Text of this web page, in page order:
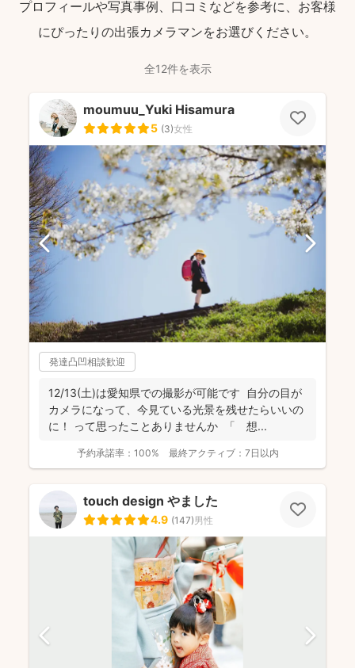
プロフィールや写真事例、口コミなどを参考に、お客様
にぴったりの出張カメラマンをお選びください。
全12件を表示
moumuu_Yuki Hisamura
5 (3)女性
発達凸凹相談歓迎
12/13(土)は愛知県での撮影が可能です 自分の目が
カメラになって、今見ている光景を残せたらいいの
に！ って思ったことありませんか 「 想...
予約承諾率： 100% 最終アクティブ： 7日以内
touch design やました
4.9 (147)男性